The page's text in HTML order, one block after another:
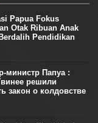
Papua Fokus
Otak Ribuan Anak
Pendidikan
министр Папуа :
решили
закон о колдовстве